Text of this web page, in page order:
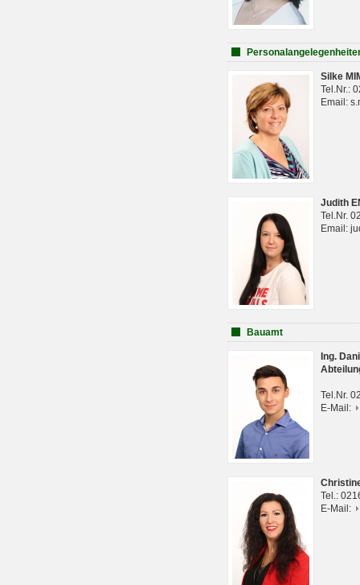
Silke
Tel.Nr.:
Email:
Judith
Tel.Nr.
Email:
Bauamt
Ing.
Tel.Nr.
E-Mail:
Tel.:
E-Mail: